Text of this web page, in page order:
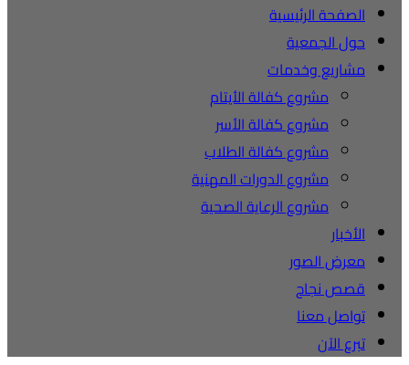
الصفحة الرئيسية
حول الجمعية
مشاريع وخدمات
مشروع كفالة الأيتام
مشروع كفالة الأسر
مشروع كفالة الطلاب
مشروع الدورات المهنية
مشروع الرعاية الصحية
الأخبار
معرض الصور
قصص نجاح
تواصل معنا
تبرع الآن